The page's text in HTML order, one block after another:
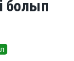
болып